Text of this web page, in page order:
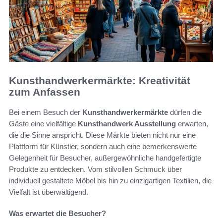
Kunsthandwerkermärkte: Kreativität
zum Anfassen
Bei einem Besuch der Kunsthandwerkermärkte dürfen die
Gäste eine vielfältige Kunsthandwerk Ausstellung erwarten,
die die Sinne anspricht. Diese Märkte bieten nicht nur eine
Plattform für Künstler, sondern auch eine bemerkenswerte
Gelegenheit für Besucher, außergewöhnliche handgefertigte
Produkte zu entdecken. Vom stilvollen Schmuck über
individuell gestaltete Möbel bis hin zu einzigartigen Textilien, die
Vielfalt ist überwältigend.
Was erwartet die Besucher?